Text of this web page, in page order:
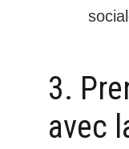
3.
avec